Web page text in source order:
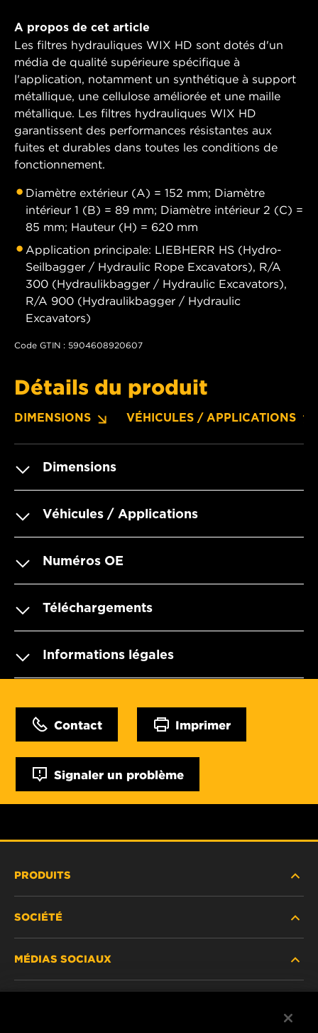
A propos de cet article
Les filtres hydrauliques WIX HD sont dotés d'un
média de qualité supérieure spécifique à
l'application, notamment un synthétique à support
métallique, une cellulose améliorée et une maille
métallique. Les filtres hydrauliques WIX HD
garantissent des performances résistantes aux
fuites et durables dans toutes les conditions de
fonctionnement.
Diamètre extérieur (A) = 152 mm; Diamètre
intérieur 1 (B) = 89 mm; Diamètre intérieur 2 (C) =
85 mm; Hauteur (H) = 620 mm
Application principale: LIEBHERR HS (Hydro-
Seilbagger / Hydraulic Rope Excavators), R/A
300 (Hydraulikbagger / Hydraulic Excavators),
R/A 900 (Hydraulikbagger / Hydraulic
Excavators)
Code GTIN : 5904608920607
Détails du produit
DIMENSIONS VÉHICULES / APPLICATIONS
Dimensions
Véhicules / Applications
Numéros OE
Téléchargements
Informations légales
Contact Imprimer
Signaler un problème
PRODUITS
PRODUITS ABANDONNÉS / REMPLACÉS
SOCIÉTÉ
MÉDIAS SOCIAUX